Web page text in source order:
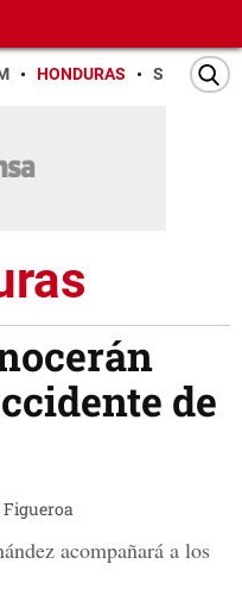
HONDURAS SAN PEDRO
de
Figueroa
acompañará a los